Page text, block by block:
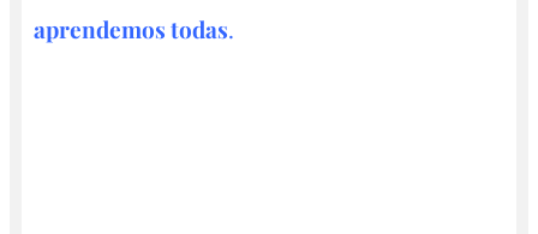
aprendemos todas.